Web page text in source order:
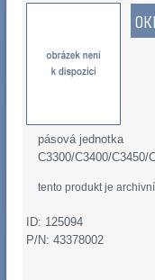
pásová jednotka
C3300/C3400/C3450/
tento produkt je
ID: 125094
P/N: 43378002